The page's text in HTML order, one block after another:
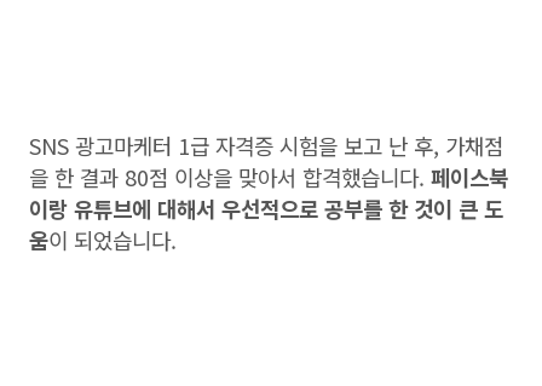
SNS 광고마케터 1급 자격증 시험을 보고 난 후, 가채점
을 한 결과 80점 이상을 맞아서 합격했습니다. 페이스북
이랑 유튜브에 대해서 우선적으로 공부를 한 것이 큰 도
움이 되었습니다.